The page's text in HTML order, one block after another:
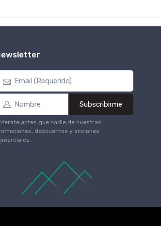
Subscribirme
antes que nadie de nuestras
descuentos y acciones